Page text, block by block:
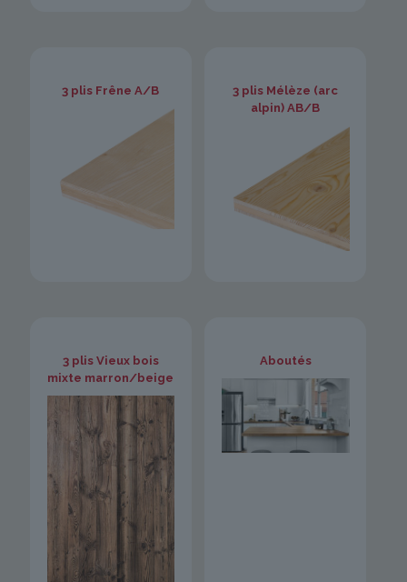
3 plis Frêne A/B
3 plis Mélèze (arc
alpin) AB/B
3 plis Vieux bois
mixte marron/beige
Aboutés